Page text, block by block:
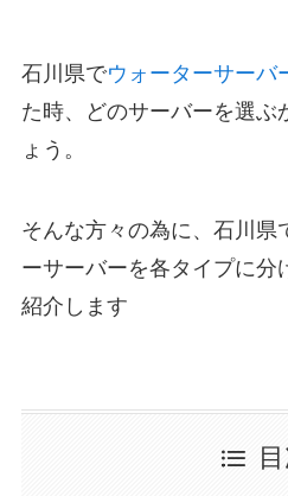
石川県でウォーターサーバ
た時、どのサーバーを選ぶ
ょう。
そんな方々の為に、石川県
ーサーバーを各タイプに分
紹介します